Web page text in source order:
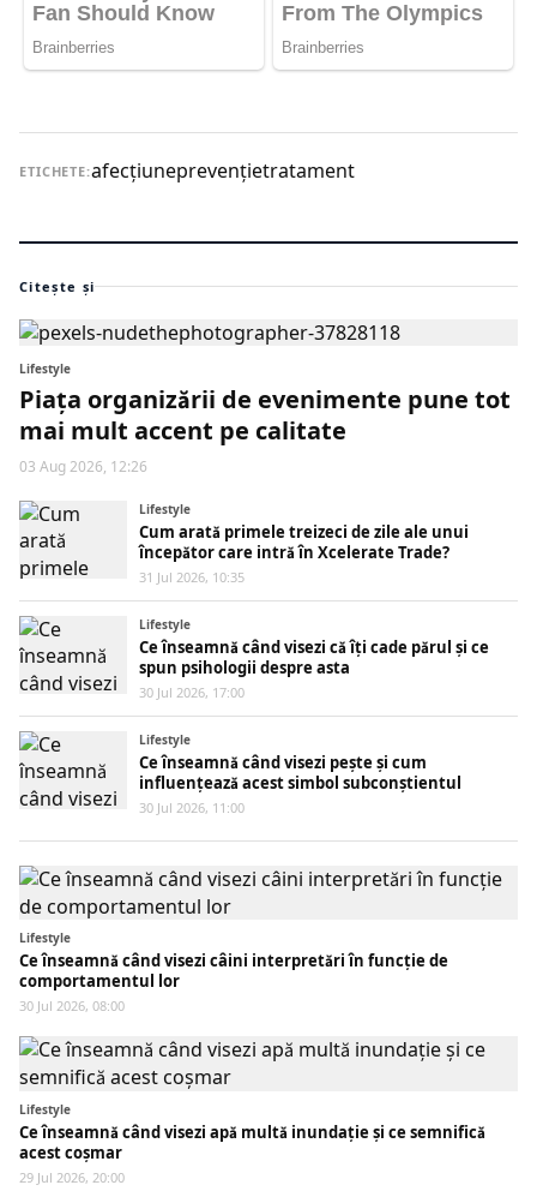
ETICHETE:afecţiuneprevenţietratament
Citește și
Lifestyle
Piața organizării de evenimente pune tot
mai mult accent pe calitate
03 Aug 2026, 12:26
Lifestyle
Cum arată primele treizeci de zile ale unui
începător care intră în Xcelerate Trade?
31 Jul 2026, 10:35
Lifestyle
Ce înseamnă când visezi că îți cade părul și ce
spun psihologii despre asta
30 Jul 2026, 17:00
Lifestyle
Ce înseamnă când visezi pește și cum
influențează acest simbol subconștientul
30 Jul 2026, 11:00
Lifestyle
Ce înseamnă când visezi câini interpretări în funcție de
comportamentul lor
30 Jul 2026, 08:00
Lifestyle
Ce înseamnă când visezi apă multă inundație și ce semnifică
acest coșmar
29 Jul 2026, 20:00